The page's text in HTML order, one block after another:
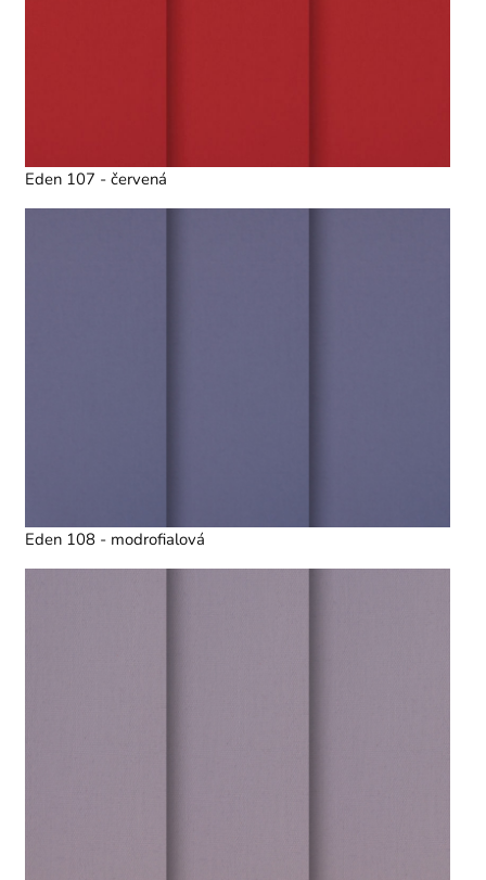
Eden 107 - červená
Eden 108 - modrofialová